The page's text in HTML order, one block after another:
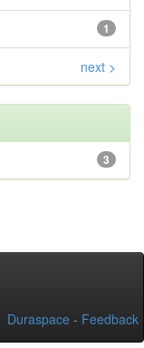
1
next >
3
Duraspace - Feedback